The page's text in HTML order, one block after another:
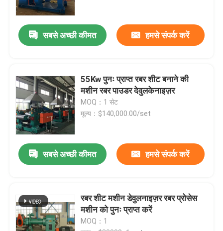
उत्पादों
वीडियो
हमारे बारे में
गुणवत्ता नियंत्रण
सबसे अच्छी कीमत हमसे संपर्क करें
55Kw पुनः प्राप्त रबर शीट बनाने की
मशीन रबर पाउडर देवुलकेनाइज़र
MOQ：1 सेट
मूल्य：$140,000.00/set
सबसे अच्छी कीमत हमसे संपर्क करें
रबर शीट मशीन डेवुलनाइज़र रबर प्रोसेस
मशीन को पुनः प्राप्त करें
MOQ：1